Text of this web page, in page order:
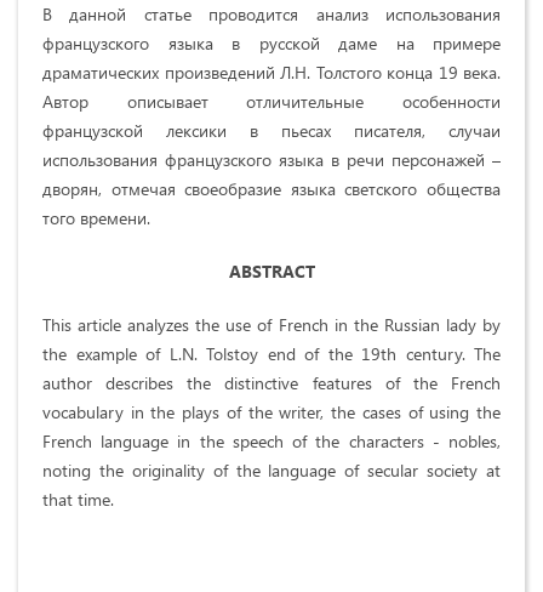
В данной статье проводится анализ использования
французского языка в русской даме на примере
драматических произведений Л.Н. Толстого конца 19 века.
Автор описывает отличительные особенности
французской лексики в пьесах писателя, случаи
использования французского языка в речи персонажей –
дворян, отмечая своеобразие языка светского общества
того времени.
ABSTRACT
This article analyzes the use of French in the Russian lady by
the example of L.N. Tolstoy end of the 19th century. The
author describes the distinctive features of the French
vocabulary in the plays of the writer, the cases of using the
French language in the speech of the characters - nobles,
noting the originality of the language of secular society at
that time.